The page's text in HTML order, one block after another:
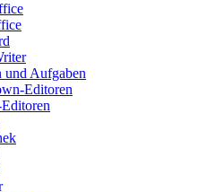
und Aufgaben
Editoren